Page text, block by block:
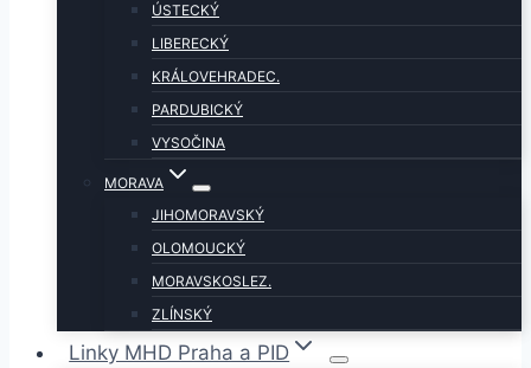
ÚSTECKÝ
LIBERECKÝ
KRÁLOVEHRADEC.
PARDUBICKÝ
VYSOČINA
MORAVA
JIHOMORAVSKÝ
OLOMOUCKÝ
MORAVSKOSLEZ.
ZLÍNSKÝ
Linky MHD Praha a PID